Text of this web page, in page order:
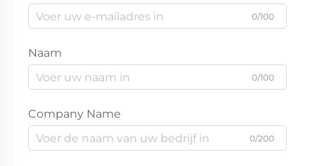
0/100
Naam
0/100
Company Name
0/200